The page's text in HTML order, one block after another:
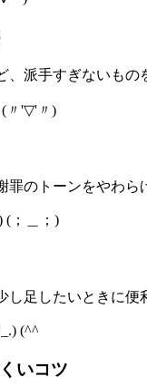
、派手すぎないもの
(〃'▽'〃)
罪のトーンをやわら
(；＿；)
し足したいときに便
(^^ゞ
いコツ